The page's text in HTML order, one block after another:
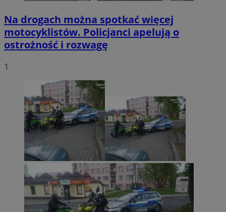
Na drogach można spotkać więcej
motocyklistów. Policjanci apelują o
ostrożność i rozwagę
1